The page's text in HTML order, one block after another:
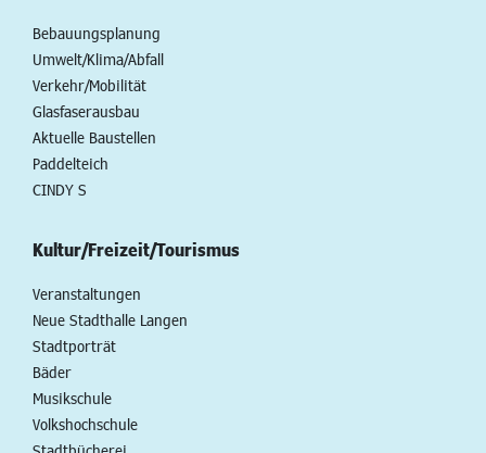
Bebauungsplanung
Umwelt/Klima/Abfall
Verkehr/Mobilität
Glasfaserausbau
Aktuelle Baustellen
Paddelteich
CINDY S
Kultur/Freizeit/Tourismus
Veranstaltungen
Neue Stadthalle Langen
Stadtporträt
Bäder
Musikschule
Volkshochschule